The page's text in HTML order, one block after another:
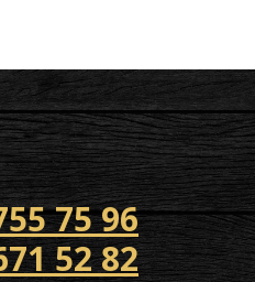
75 96
52 82